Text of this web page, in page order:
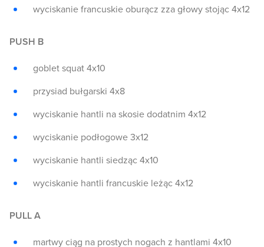
wyciskanie francuskie oburącz zza głowy stojąc 4x12
PUSH B
goblet squat 4x10
przysiad bułgarski 4x8
wyciskanie hantli na skosie dodatnim 4x12
wyciskanie podłogowe 3x12
wyciskanie hantli siedząc 4x10
wyciskanie hantli francuskie leżąc 4x12
PULL A
martwy ciąg na prostych nogach z hantlami 4x10